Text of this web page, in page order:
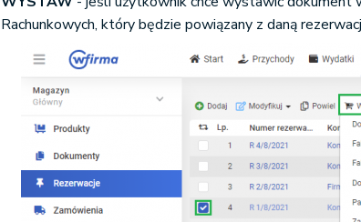
Rachunkowych, który będzie powiązany z daną